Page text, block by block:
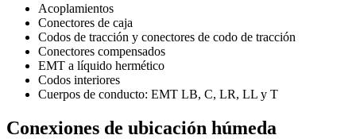
Acoplamientos
Conectores de caja
Codos de tracción y conectores de codo de tracción
Conectores compensados
EMT a líquido hermético
Codos interiores
Cuerpos de conducto: EMT LB, C, LR, LL y T
Conexiones de ubicación húmeda